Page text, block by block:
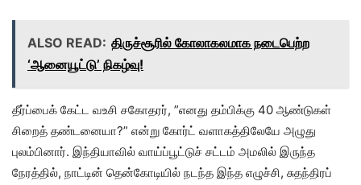
ALSO READ: திருச்சூரில் கோலாகலமாக நடைபெற்ற
‘ஆனையூட்டு’ நிகழ்வு!
தீர்ப்பைக் கேட்ட வஉசி சகோதரர், ”எனது தம்பிக்கு 40 ஆண்டுகள்
சிறைத் தண்டனையா?” என்று கோர்ட் வளாகத்திலேயே அழுது
புலம்பினார். இந்தியாவில் வாய்ப்பூட்டுச் சட்டம் அமலில் இருந்த
நேரத்தில், நாட்டின் தென்கோடியில் நடந்த இந்த எழுச்சி, சுதந்திரப்